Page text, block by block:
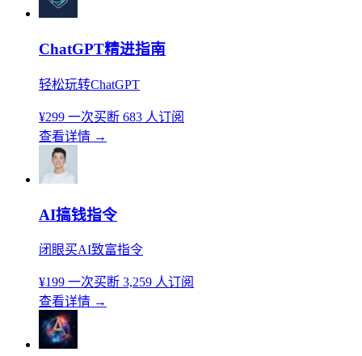
ChatGPT精进指南
轻松玩转ChatGPT
¥299 一次买断 683 人订阅
查看详情 →
AI搞钱指令
闭眼买AI致富指令
¥199 一次买断 3,259 人订阅
查看详情 →